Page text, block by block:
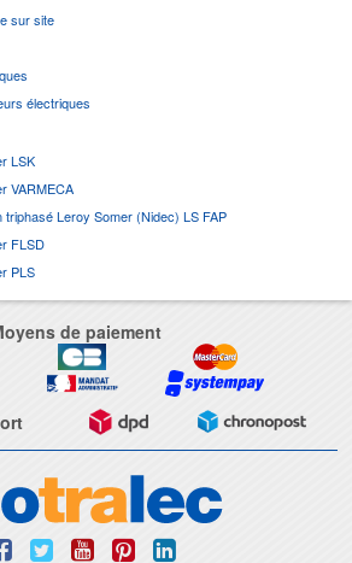
sur site
électriques
LSK
VARMECA
Leroy Somer (Nidec) LS FAP
FLSD
PLS
de paiement